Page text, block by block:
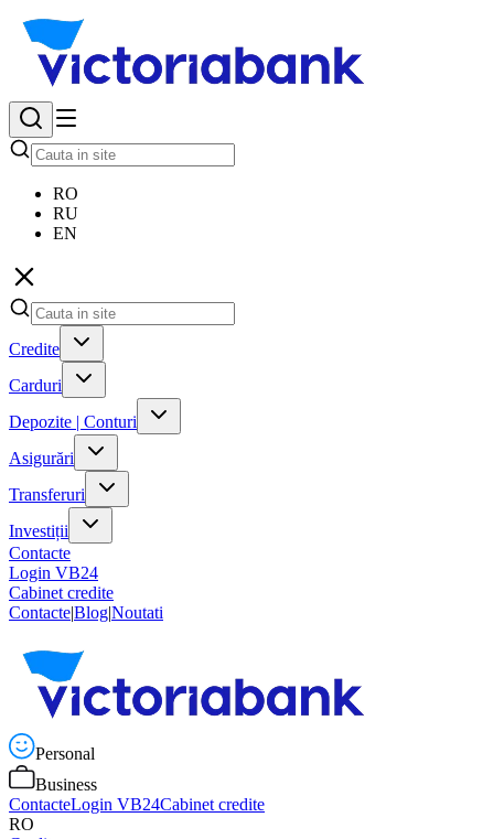
RO
RU
EN
Credite
Carduri
Depozite | Conturi
Asigurări
Transferuri
Investiții
Contacte
Login VB24
Cabinet credite
Contacte|Blog|Noutati
Personal
Business
ContacteLogin VB24Cabinet credite
RO